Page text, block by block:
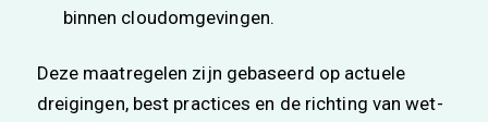
binnen cloudomgevingen.
Deze maatregelen zijn gebaseerd op actuele
dreigingen, best practices en de richting van wet-